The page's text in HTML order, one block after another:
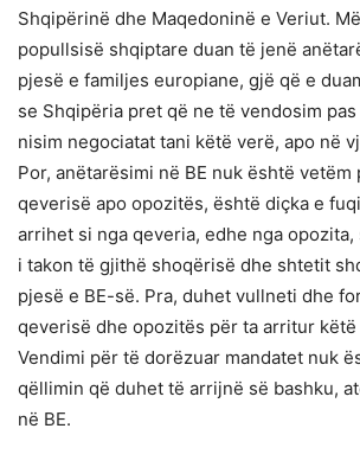
Shqipërinë dhe Maqedoninë e Veriut.
popullsisë shqiptare duan të jenë
pjesë e familjes europiane, gjë që e
se Shqipëria pret që ne të vendosim pas
nisim negociatat tani këtë verë, apo në
Por, anëtarësimi në BE nuk është
qeverisë apo opozitës, është diçka e
arrihet si nga qeveria, edhe nga opozita,
i takon të gjithë shoqërisë dhe shtetit
pjesë e BE-së. Pra, duhet vullneti dhe
qeverisë dhe opozitës për ta arritur
Vendimi për të dorëzuar mandatet nuk
qëllimin që duhet të arrijnë së bashku,
në BE.